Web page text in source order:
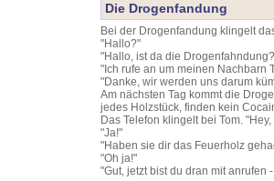
Die Drogenfandung
Bei der Drogenfandung klingelt
"Hallo?"
"Hallo, ist da die
"Ich rufe an um meinen Nachbarn
"Danke, wir werden uns darum
Am nächsten Tag kommt die
jedes Holzstück, finden kein
Das Telefon klingelt bei Tom.
"Ja!"
"Haben sie dir das Feuerholz
"Oh ja!"
"Gut, jetzt bist du dran mit anrufen